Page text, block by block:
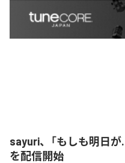
sayuri、「もしも明日
を配信開始